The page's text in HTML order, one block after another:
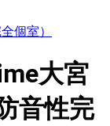
個室）
大宮
音性完